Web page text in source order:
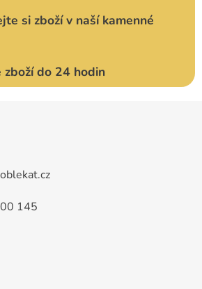
si zboží v naší kamenné
zboží do 24 hodin
145